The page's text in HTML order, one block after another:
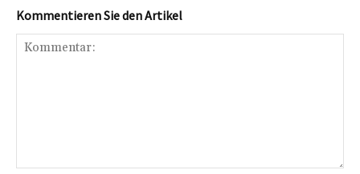
Kommentieren Sie den Artikel